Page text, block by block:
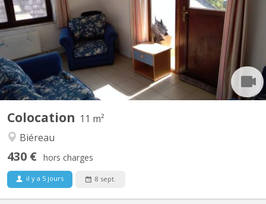
Colocation 11 m²
Biéreau
430 € hors charges
il y a 5 jours 8 sept.
étudiant(e)s, située à Vieusart, juste en périphérie de Louvain-la-
Neuve Domiciliation possible. Non-fumeur. Wifi gratuit. Quartier
vert et calme : 32 rue de Mèves, 1325 Corroy-le-Grand. A
partager : cuisine équipée (4 taques...